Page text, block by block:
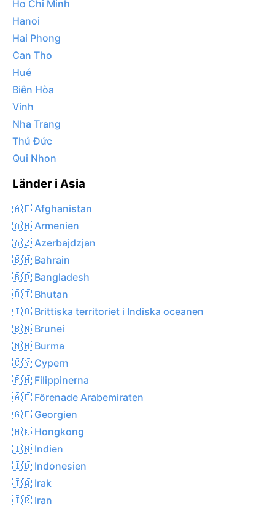
Ho Chi Minh
Hanoi
Hai Phong
Can Tho
Hué
Biên Hòa
Vinh
Nha Trang
Thủ Đức
Qui Nhon
Länder i Asia
🇦🇫 Afghanistan
🇦🇲 Armenien
🇦🇿 Azerbajdzjan
🇧🇭 Bahrain
🇧🇩 Bangladesh
🇧🇹 Bhutan
🇮🇴 Brittiska territoriet i Indiska oceanen
🇧🇳 Brunei
🇲🇲 Burma
🇨🇾 Cypern
🇵🇭 Filippinerna
🇦🇪 Förenade Arabemiraten
🇬🇪 Georgien
🇭🇰 Hongkong
🇮🇳 Indien
🇮🇩 Indonesien
🇮🇶 Irak
🇮🇷 Iran